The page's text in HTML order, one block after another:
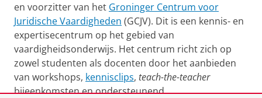
en voorzitter van het Groninger Centrum voor
Juridische Vaardigheden (GCJV). Dit is een kennis- en
expertisecentrum op het gebied van
vaardigheidsonderwijs. Het centrum richt zich op
zowel studenten als docenten door het aanbieden
van workshops, kennisclips, teach-the-teacher
bijeenkomsten en ondersteunend